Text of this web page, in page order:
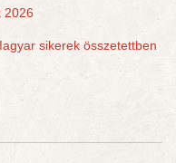
2026
sikerek összetettben